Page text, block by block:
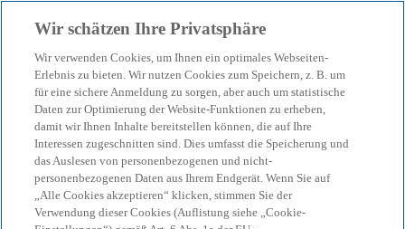
menu search
KPMG Tax News
BMF: (Wieder-)Einführung
des ermäßigten
Wir schätzen Ihre Privatsphäre
Wir verwenden Cookies, um Ihnen ein optimales Webseiten-
Erlebnis zu bieten. Wir nutzen Cookies zum Speichern, z. B. um
für eine sichere Anmeldung zu sorgen, aber auch um statistische
Daten zur Optimierung der Website-Funktionen zu erheben,
damit wir Ihnen Inhalte bereitstellen können, die auf Ihre
Interessen zugeschnitten sind. Dies umfasst die Speicherung und
das Auslesen von personenbezogenen und nicht-
personenbezogenen Daten aus Ihrem Endgerät. Wenn Sie auf
„Alle Cookies akzeptieren“ klicken, stimmen Sie der
Verwendung dieser Cookies (Auflistung siehe „Cookie-